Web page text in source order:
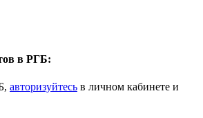
в РГБ:
авторизуйтесь в личном кабинете и